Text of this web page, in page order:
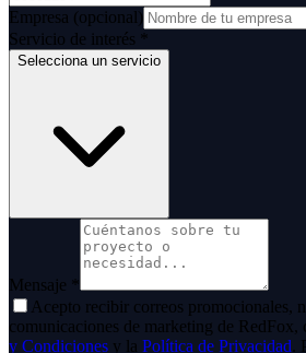
Empresa (opcional)
Servicio de interés *
Selecciona un servicio
Mensaje *
Acepto recibir correos promocionales,
comunicaciones de marketing de RedFox,
y Condiciones y la Política de Privacidad.